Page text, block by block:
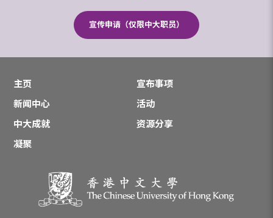
宣传申请（仅限中大职员）
主页
宣布事项
新闻中心
活动
中大成就
资源分享
凝聚